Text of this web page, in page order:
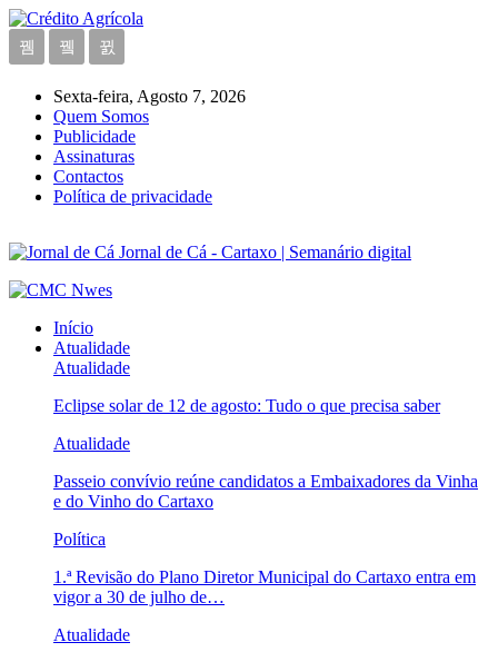
Sexta-feira, Agosto 7, 2026
Quem Somos
Publicidade
Assinaturas
Contactos
Política de privacidade
Jornal de Cá - Cartaxo | Semanário digital
Início
Atualidade
Atualidade
Eclipse solar de 12 de agosto: Tudo o que precisa saber
Atualidade
Passeio convívio reúne candidatos a Embaixadores da Vinha
e do Vinho do Cartaxo
Política
1.ª Revisão do Plano Diretor Municipal do Cartaxo entra em
vigor a 30 de julho de…
Atualidade